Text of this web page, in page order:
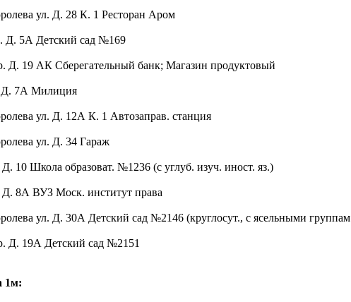
ул. Д. 28 К. 1 Ресторан Аром
Д. 5А Детский сад №169
Д. 19 АК Сберегательный банк; Магазин продуктовый
Д. 7А Милиция
ул. Д. 12А К. 1 Автозаправ. станция
ул. Д. 34 Гараж
10 Школа образоват. №1236 (с углуб. изуч. иност. яз.)
Д. 8А ВУЗ Моск. институт права
ул. Д. 30А Детский сад №2146 (круглосут., с ясельными группам
Д. 19А Детский сад №2151
1м: